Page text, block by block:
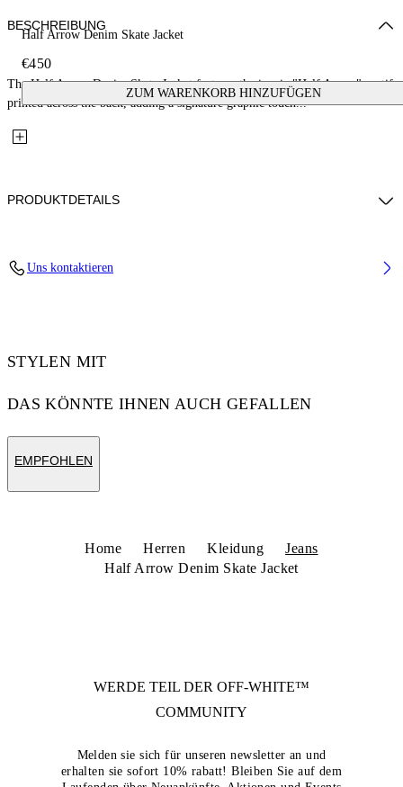
Half Arrow Denim Skate Jacket
€450
ZUM WARENKORB HINZUFÜGEN
BESCHREIBUNG
The Half Arrow Denim Skate Jacket features the iconic "Half Arrow" motif
printed across the back, adding a signature graphic touch...
PRODUKTDETAILS
Uns kontaktieren
STYLEN MIT
DAS KÖNNTE IHNEN AUCH GEFALLEN
EMPFOHLEN
Home Herren Kleidung
Jeans
Half Arrow Denim Skate Jacket
WERDE TEIL DER OFF-WHITE™
COMMUNITY
Melden sie sich für unseren newsletter an und
erhalten sie sofort 10% rabatt! Bleiben Sie auf dem